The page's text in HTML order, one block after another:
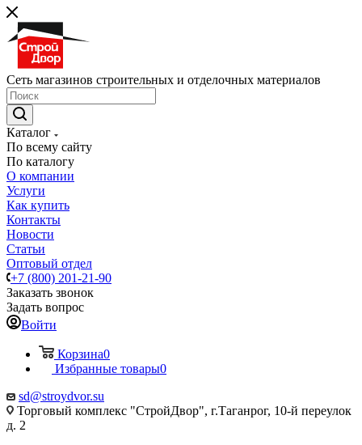
Сеть магазинов строительных и отделочных материалов
Каталог
По всему сайту
По каталогу
О компании
Услуги
Как купить
Контакты
Новости
Статьи
Оптовый отдел
+7 (800) 201-21-90
Заказать звонок
Задать вопрос
Войти
Корзина0
Избранные товары0
sd@stroydvor.su
Торговый комплекс "СтройДвор", г.Таганрог, 10-й переулок
д. 2